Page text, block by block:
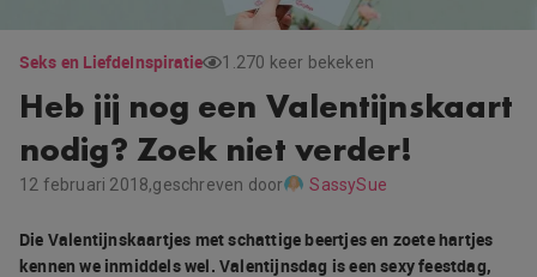
Seks en LiefdeInspiratie 1.270 keer bekeken
Heb jij nog een Valentijnskaart
nodig? Zoek niet verder!
12 februari 2018,geschreven door SassySue
Die Valentijnskaartjes met schattige beertjes en zoete hartjes
kennen we inmiddels wel. Valentijnsdag is een sexy feestdag,